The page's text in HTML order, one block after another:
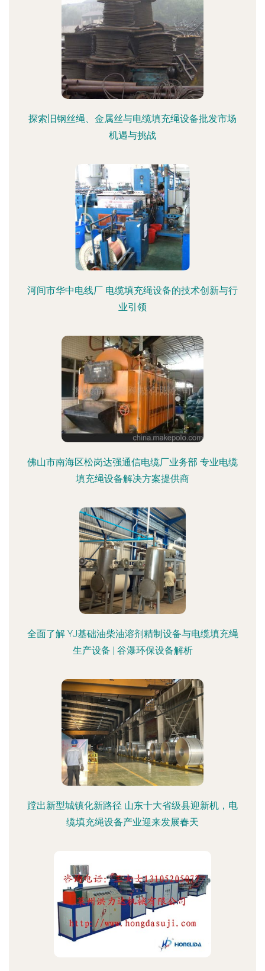
探索旧钢丝绳、金属丝与电缆填充绳设备批发市场
机遇与挑战
河间市华中电线厂 电缆填充绳设备的技术创新与行
业引领
佛山市南海区松岗达强通信电缆厂业务部 专业电缆
填充绳设备解决方案提供商
全面了解 YJ基础油柴油溶剂精制设备与电缆填充绳
生产设备 | 谷瀑环保设备解析
蹚出新型城镇化新路径 山东十大省级县迎新机，电
缆填充绳设备产业迎来发展春天